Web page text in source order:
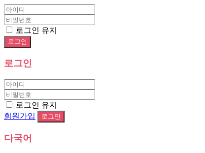
로그인 유지
로그인
로그인 유지
회원가입
다국어